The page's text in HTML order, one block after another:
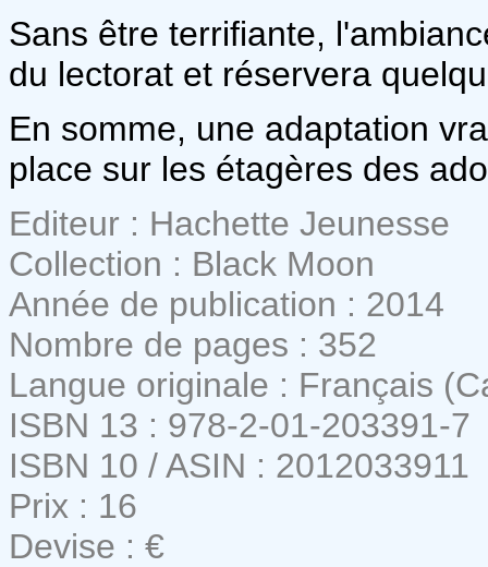
Sans être terrifiante,
du lectorat et réservera
En somme, une adaptation
place sur les étagères des
Editeur : Hachette Jeunesse
Collection : Black Moon
Année de publication : 2014
Nombre de pages : 352
Langue originale : Français
ISBN 13 : 978-2-01-203391-7
ISBN 10 / ASIN : 2012033911
Prix : 16
Devise : €